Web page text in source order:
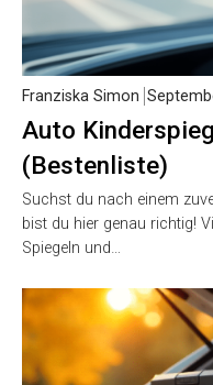
Auto
(Bestenliste)
Franziska Simon
Suchst du nach einem
bist du hier genau richtig!
Spiegeln und…